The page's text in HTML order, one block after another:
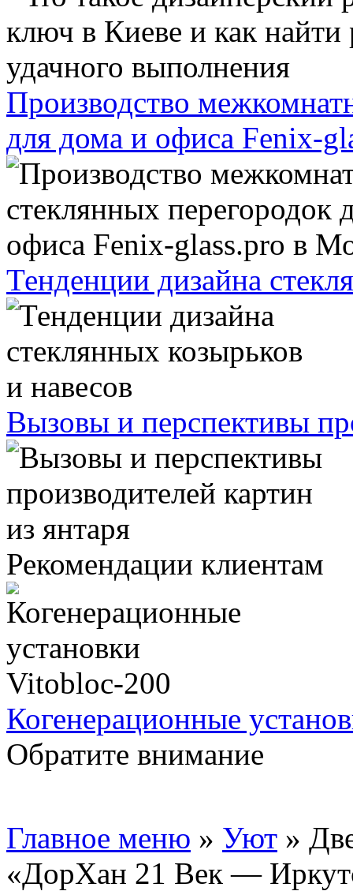
Производство
для дома и офиса Fenix-
Тенденции дизайна
Вызовы и перспективы
Рекомендации клиентам
Когенерационные
Обратите внимание
Главное меню » Уют »
«ДорХан 21 Век —